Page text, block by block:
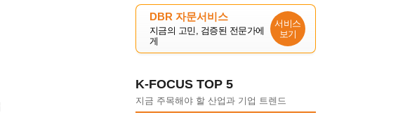
DBR 자문서비스
지금의 고민, 검증된 전문가에
게
서비스
보기
K-FOCUS TOP 5
지금 주목해야 할 산업과 기업 트렌드